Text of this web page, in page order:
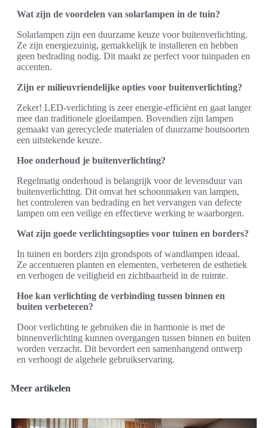
Wat zijn de voordelen van solarlampen in de tuin?
Solarlampen zijn een duurzame keuze voor buitenverlichting.
Ze zijn energiezuinig, gemakkelijk te installeren en hebben
geen bedrading nodig. Dit maakt ze perfect voor tuinpaden en
accenten.
Zijn er milieuvriendelijke opties voor buitenverlichting?
Zeker! LED-verlichting is zeer energie-efficiënt en gaat langer
mee dan traditionele gloeilampen. Bovendien zijn lampen
gemaakt van gerecyclede materialen of duurzame houtsoorten
een uitstekende keuze.
Hoe onderhoud je buitenverlichting?
Regelmatig onderhoud is belangrijk voor de levensduur van
buitenverlichting. Dit omvat het schoonmaken van lampen,
het controleren van bedrading en het vervangen van defecte
lampen om een veilige en effectieve werking te waarborgen.
Wat zijn goede verlichtingsopties voor tuinen en borders?
In tuinen en borders zijn grondspots of wandlampen ideaal.
Ze accentueren planten en elementen, verbeteren de esthetiek
en verhogen de veiligheid en zichtbaarheid in de ruimte.
Hoe kan verlichting de verbinding tussen binnen en
buiten verbeteren?
Door verlichting te gebruiken die in harmonie is met de
binnenverlichting kunnen overgangen tussen binnen en buiten
worden verzacht. Dit bevordert een samenhangend ontwerp
en verhoogt de algehele gebruikservaring.
Meer artikelen